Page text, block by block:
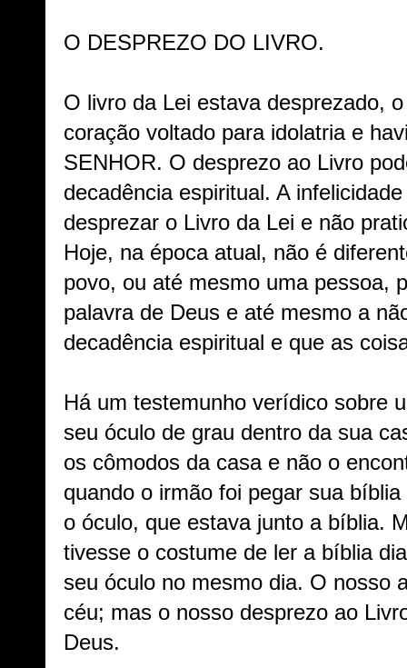
O DESPREZO DO LIVRO.
O livro da Lei estava desprezado,
coração voltado para idolatria e
SENHOR. O desprezo ao Livro
decadência espiritual. A
desprezar o Livro da Lei e não
Hoje, na época atual, não é
povo, ou até mesmo uma pessoa,
palavra de Deus e até mesmo a
decadência espiritual e que as
Há um testemunho verídico sobre
seu óculo de grau dentro da sua
os cômodos da casa e não o
quando o irmão foi pegar sua
o óculo, que estava junto a bíblia.
tivesse o costume de ler a bíblia
seu óculo no mesmo dia. O nosso
céu; mas o nosso desprezo ao
Deus.